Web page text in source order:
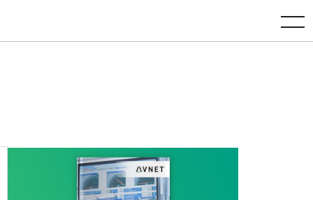
toggle navigation